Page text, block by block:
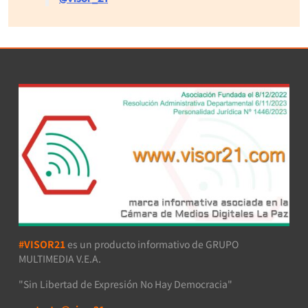
#VISOR21 es un producto informativo de GRUPO
MULTIMEDIA V.E.A.
"Sin Libertad de Expresión No Hay Democracia"